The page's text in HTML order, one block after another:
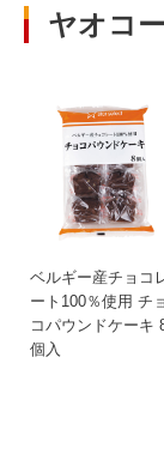
ヤオコ
ベルギー産チョコ
ート100％使用 チョ
コパウンドケーキ
個入